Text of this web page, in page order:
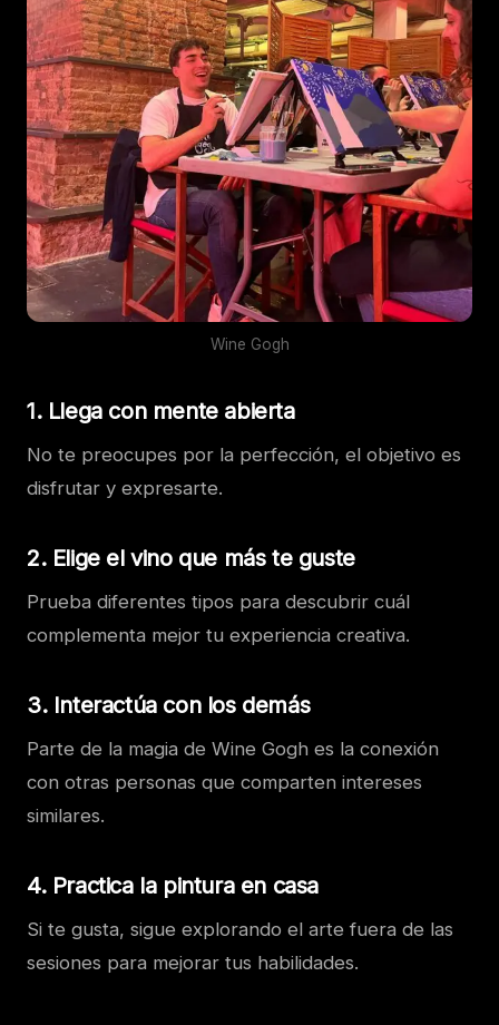
Wine Gogh
1. Llega con mente abierta
No te preocupes por la perfección, el objetivo es
disfrutar y expresarte.
2. Elige el vino que más te guste
Prueba diferentes tipos para descubrir cuál
complementa mejor tu experiencia creativa.
3. Interactúa con los demás
Parte de la magia de Wine Gogh es la conexión
con otras personas que comparten intereses
similares.
4. Practica la pintura en casa
Si te gusta, sigue explorando el arte fuera de las
sesiones para mejorar tus habilidades.